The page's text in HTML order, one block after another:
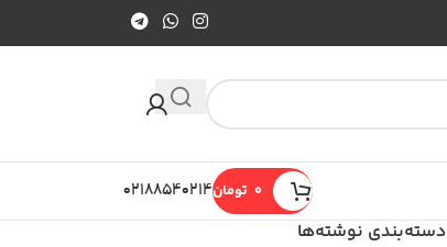
تومان۰۲۱۸۸۵۴۰۲۱۴
دسته‌بندی نوشته‌ها